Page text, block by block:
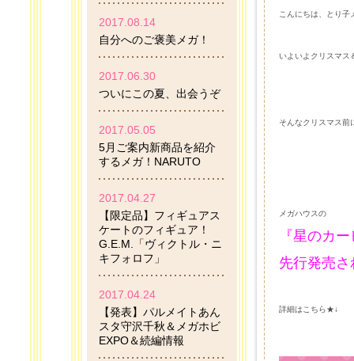
2017.08.14
自分へのご褒美メガ！
2017.06.30
ついにこの夏、出会うぞ
2017.05.05
5月ご案内新商品を紹介
するメガ！NARUTO
2017.04.27
【限定品】フィギュアス
ケートのフィギュア！
G.E.M.「ヴィクトル・ニ
キフォロフ」
2017.04.24
【発表】パルメイトあん
スタ守沢千秋＆メガホビ
EXPO＆続編情報
こんにちは、とり子
いよいよクリスマス
そんなクリスマス
メガハウスの
『星のカ
先行発売
詳細はこちら★↓